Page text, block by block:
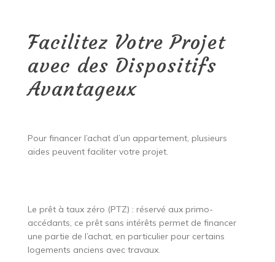
Facilitez Votre Projet
avec des Dispositifs
Avantageux
Pour financer l’achat d’un appartement, plusieurs
aides peuvent faciliter votre projet.
Le prêt à taux zéro (PTZ) : réservé aux primo-
accédants, ce prêt sans intérêts permet de financer
une partie de l’achat, en particulier pour certains
logements anciens avec travaux.